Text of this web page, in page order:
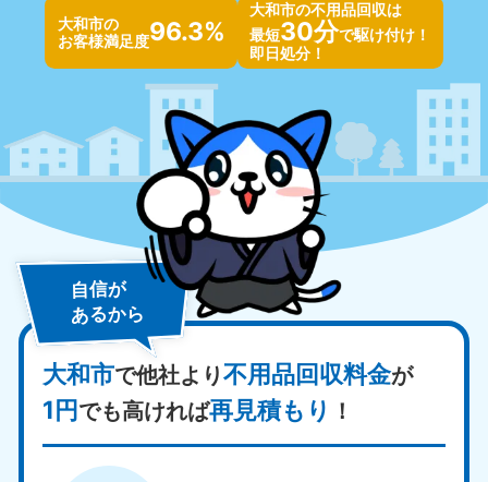
大和市の
お客様満足度96.3%
大和市の不用品回収は
最短30分で駆け付け！
即日処分！
自信が
あるから
大和市で他社より不用品回収料金が
1円でも高ければ再見積もり ！